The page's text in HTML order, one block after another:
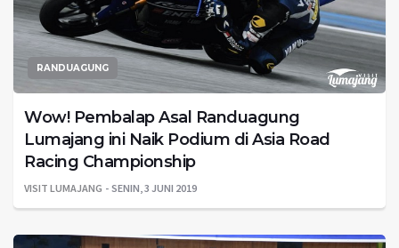
RANDUAGUNG
Wow! Pembalap Asal Randuagung
Lumajang ini Naik Podium di Asia Road
Racing Championship
VISIT LUMAJANG SENIN, 3 JUNI 2019